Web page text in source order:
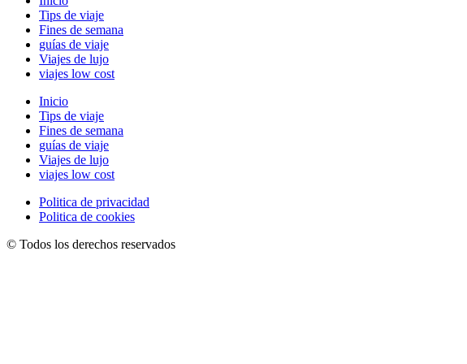
Tips de viaje
Fines de semana
guías de viaje
Viajes de lujo
viajes low cost
Inicio
Tips de viaje
Fines de semana
guías de viaje
Viajes de lujo
viajes low cost
Politica de privacidad
Politica de cookies
© Todos los derechos reservados